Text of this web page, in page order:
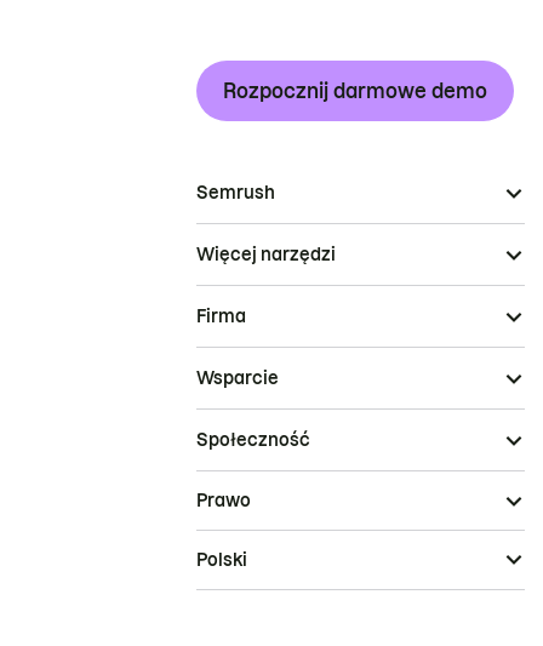
Rozpocznij darmowe demo
Semrush
Więcej narzędzi
Firma
Wsparcie
Społeczność
Prawo
Polski